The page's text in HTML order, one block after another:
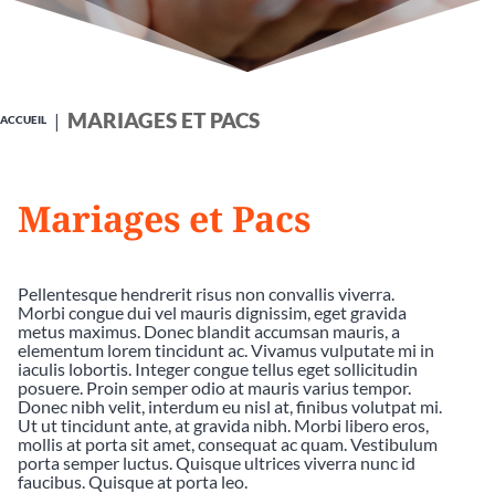
ACCUEIL MARIAGES ET PACS
Mariages et Pacs
Pellentesque hendrerit risus non convallis viverra.
Morbi congue dui vel mauris dignissim, eget gravida
metus maximus. Donec blandit accumsan mauris, a
elementum lorem tincidunt ac. Vivamus vulputate mi in
iaculis lobortis. Integer congue tellus eget sollicitudin
posuere. Proin semper odio at mauris varius tempor.
Donec nibh velit, interdum eu nisl at, finibus volutpat mi.
Ut ut tincidunt ante, at gravida nibh. Morbi libero eros,
mollis at porta sit amet, consequat ac quam. Vestibulum
porta semper luctus. Quisque ultrices viverra nunc id
faucibus. Quisque at porta leo.